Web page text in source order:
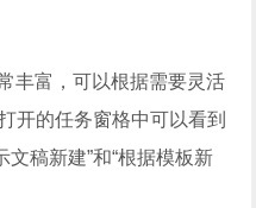
富，可以根据需要灵活
开的任务窗格中可以看到
文稿新建”和“根据模板新